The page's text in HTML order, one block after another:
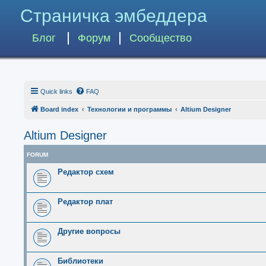
Страничка эмбеддера
Блог Форум Сообщество
Quick links FAQ
Board index Технологии и программы Altium Designer
Altium Designer
FORUM
Редактор схем
Редактор плат
Другие вопросы
Библиотеки